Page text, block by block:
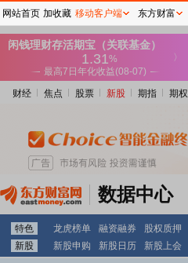
财经 焦点 股票 新股 期指 期权
数据中心
特色 龙虎榜单 融资融券 股权质押
新股
新股申购 新股日历 新股上会
网站首页 加收藏 移动客户端 东方财富